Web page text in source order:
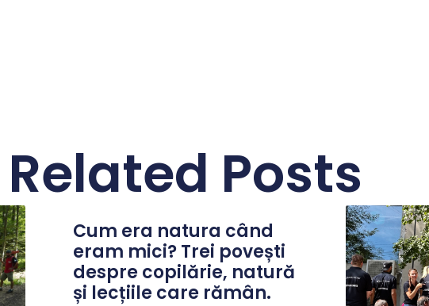
Related Posts
Cum era natura când
eram mici? Trei povești
despre copilărie, natură
și lecțiile care rămân.